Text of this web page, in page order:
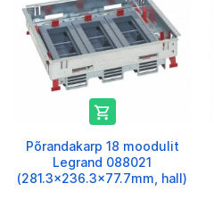

Põrandakarp 18 moodulit
Legrand 088021
(281.3x236.3x77.7mm, hall)